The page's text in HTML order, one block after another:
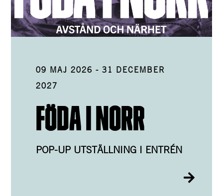
09 MAJ 2026 -31 DECEMBER
2027
FÖDA I NORR
POP-UP UTSTÄLLNING I ENTRÉN